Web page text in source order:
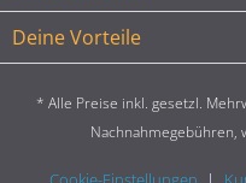
Deine Vorteile
* Alle Preise inkl. gesetzl.
Nachnahmegebühren,